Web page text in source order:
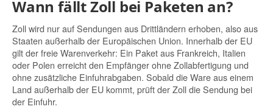
Wann fällt Zoll bei Paketen an?
Zoll wird nur auf Sendungen aus Drittländern erhoben, also aus
Staaten außerhalb der Europäischen Union. Innerhalb der EU
gilt der freie Warenverkehr: Ein Paket aus Frankreich, Italien
oder Polen erreicht den Empfänger ohne Zollabfertigung und
ohne zusätzliche Einfuhrabgaben. Sobald die Ware aus einem
Land außerhalb der EU kommt, prüft der Zoll die Sendung bei
der Einfuhr.